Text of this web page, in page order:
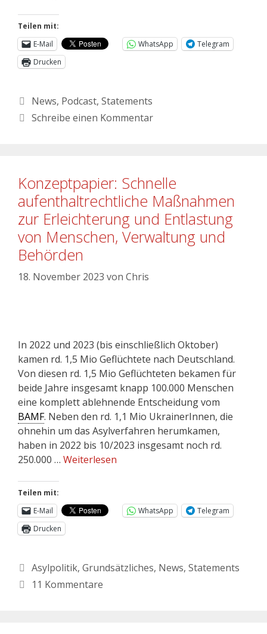
Teilen mit:
E-Mail
WhatsApp
Telegram
Drucken
News, Podcast, Statements
Schreibe einen Kommentar
Konzeptpapier: Schnelle
aufenthaltrechtliche Maßnahmen
zur Erleichterung und Entlastung
von Menschen, Verwaltung und
Behörden
18. November 2023 von Chris
In 2022 und 2023 (bis einschließlich Oktober)
kamen rd. 1,5 Mio Geflüchtete nach Deutschland.
Von diesen rd. 1,5 Mio Geflüchteten bekamen für
beide Jahre insgesamt knapp 100.000 Menschen
eine komplett ablehnende Entscheidung vom
BAMF. Neben den rd. 1,1 Mio UkrainerInnen, die
ohnehin um das Asylverfahren herumkamen,
haben in 2022 bis 10/2023 insgesamt noch rd.
250.000 … Weiterlesen
Teilen mit:
E-Mail
WhatsApp
Telegram
Drucken
Asylpolitik, Grundsätzliches, News, Statements
11 Kommentare